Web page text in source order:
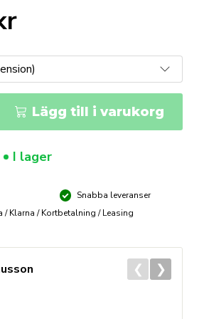
Lägg till i varukorg
I lager
Snabba leveranser
/ Klarna / Kortbetalning / Leasing
❮ ❯